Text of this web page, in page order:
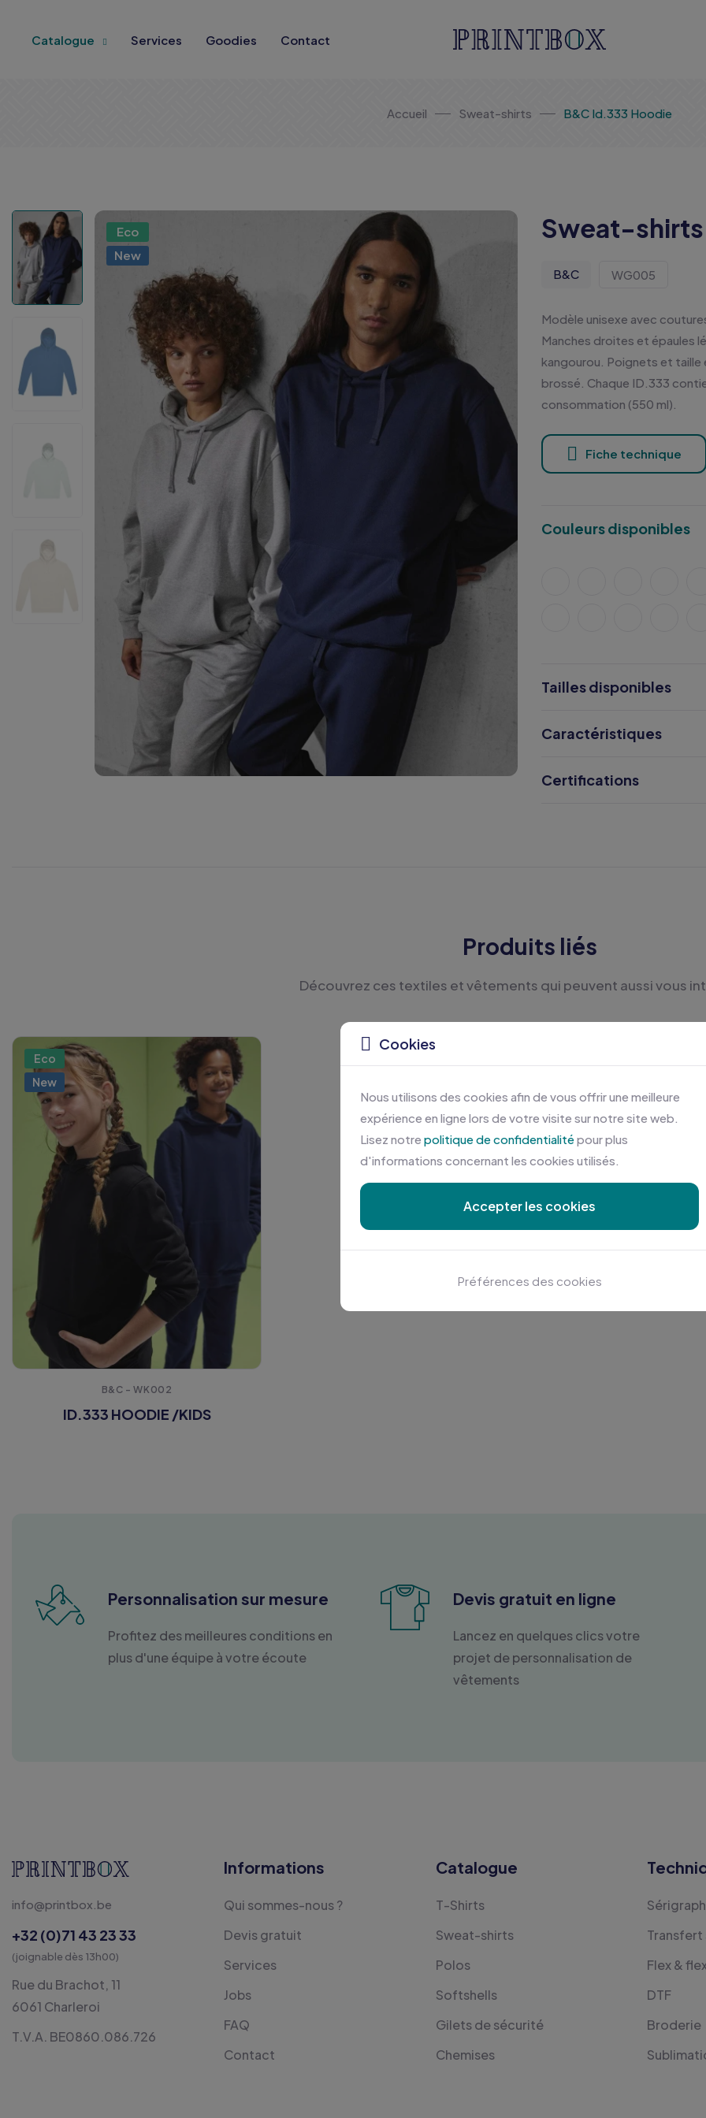
Catalogue Services Goodies Contact
Accueil Sweat-shirts B&C Id.333 Hoodie
Eco
New
Sweat-shirts
B&C WG005
Modèle unisexe avec
Manches droites et épaules
kangourou. Poignets et
brossé. Chaque ID.333
consommation (550 ml).
Fiche technique
Couleurs disponibles
Tailles disponibles
Caractéristiques
Certifications
Produits liés
Découvrez ces textiles et vêtements qui peuvent aussi vous
Eco
New
B&C - WK002
ID.333 HOODIE /KIDS
Personnalisation sur mesure
Profitez des meilleures conditions en
plus d'une équipe à votre écoute
Devis gratuit en ligne
Lancez en quelques clics votre
projet de personnalisation de
vêtements
info@printbox.be
+32 (0)71 43 23 33
(joignable dès 13h00)
Rue du Brachot, 11
6061 Charleroi
T.V.A. BE0860.086.726
Informations
Qui sommes-nous ?
Devis gratuit
Services
Jobs
FAQ
Contact
Catalogue
T-Shirts
Sweat-shirts
Polos
Softshells
Gilets de sécurité
Chemises
Flex &
DTF
Broderie
Cookies
Nous utilisons des cookies afin de vous offrir une meilleure
expérience en ligne lors de votre visite sur notre site web.
Lisez notre politique de confidentialitépour plus
d'informations concernant les cookies utilisés.
Accepter les cookies
Préférences des cookies